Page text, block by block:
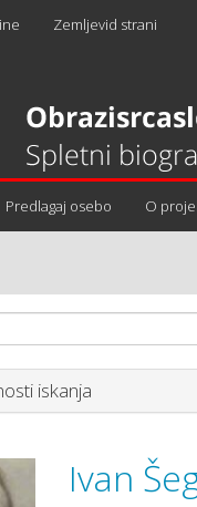
Zemljevid strani
Predlagaj osebo O
iskanja
Ivan